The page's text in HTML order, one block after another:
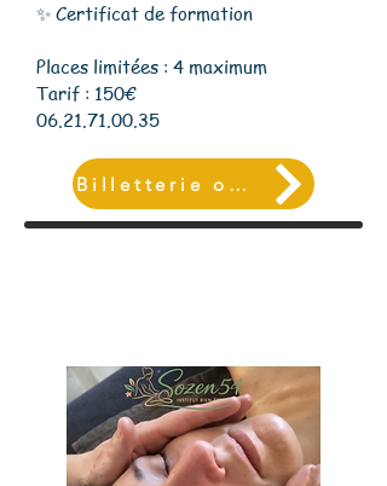
✨ Certificat de formation
Places limitées : 4 maximum
Tarif : 150€
06.21.71.00.35
Billetterie ou inscription